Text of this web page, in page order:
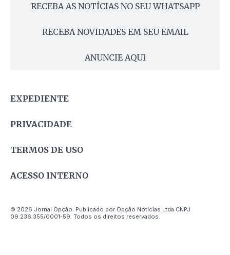
RECEBA AS NOTÍCIAS NO SEU WHATSAPP
RECEBA NOVIDADES EM SEU EMAIL
ANUNCIE AQUI
EXPEDIENTE
PRIVACIDADE
TERMOS DE USO
ACESSO INTERNO
© 2026 Jornal Opção. Publicado por Opção Notícias Ltda CNPJ
09.236.355/0001-59. Todos os direitos reservados.